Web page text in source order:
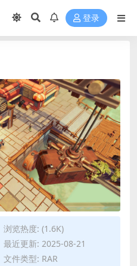
登录
浏览热度: (1.6K)
最近更新: 2025-08-21
文件类型: RAR